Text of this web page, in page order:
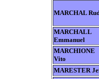
MARCHAL
MARCHALL
Emmanuel
MARCHIONE
Vito
MARESTER